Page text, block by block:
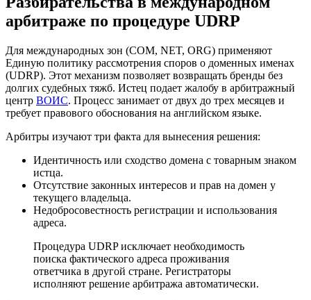
арбитраже по процедуре UDRP
Для международных зон (COM, NET, ORG) применяют
Единую политику рассмотрения споров о доменных именах
(UDRP). Этот механизм позволяет возвращать бренды без
долгих судебных тяжб. Истец подает жалобу в арбитражный
центр ВОИС. Процесс занимает от двух до трех месяцев и
требует правового обоснования на английском языке.
Арбитры изучают три факта для вынесения решения:
Идентичность или сходство домена с товарным знаком
истца.
Отсутствие законных интересов и прав на домен у
текущего владельца.
Недобросовестность регистрации и использования
адреса.
Процедура UDRP исключает необходимость
поиска фактического адреса проживания
ответчика в другой стране. Регистраторы
исполняют решение арбитража автоматически.